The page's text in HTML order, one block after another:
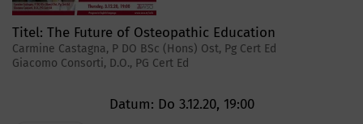
Titel: The Future of Osteopathic Education
Carmine Castagna, P DO BSc (Hons) Ost, Pg Cert Ed
Giacomo Consorti, D.O., PG Cert Ed
Datum: Do 3.12.20, 19:00